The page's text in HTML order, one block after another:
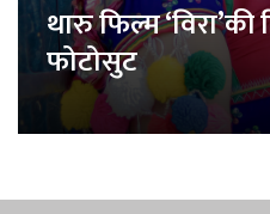
थारु फिल्म
फोटोसुट